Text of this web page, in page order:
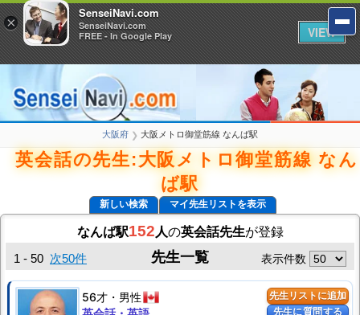
大阪府 ❯ 大阪メトロ御堂筋線 なんば駅
英会話の先生:大阪メトロ御堂筋線 なん
ば駅
新しい検索 マイ先生リストを表示
なんば駅152 人の英会話先生が登録
先生一覧
1 - 50 次50件 表示件数
先生リストに追加
先生に質問する
56才 男性
×
SenseiNavi.com
SenseiNavi.com
FREE - In Google Play
VIEW
×
SenseiNavi.com
SenseiNavi.com
FREE - In Google Play
VIEW